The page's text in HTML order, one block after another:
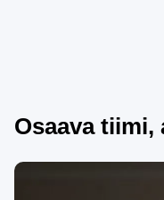
Osaava tiimi,